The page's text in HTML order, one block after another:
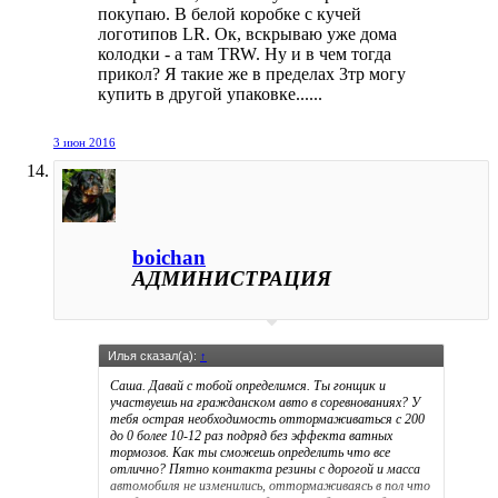
поршневые диски и колодки по дешману и авто будет
тормозить на порядок хуже стока.
Здесь кто нибудь оригинальные колодки покупал?
SFP500070 за 9 000 руб (А ОНИ РЕАЛЬНО ХОРОШО
ТОРМОЗЯТ). Нет у нас покупают TRW или Brembo за
3000 и говорят говно тормоза, нужно ставить 6
19, мне и REMSA колодок хватает, я знаю как езжу и
знаю что мне нужно, обогнать и оттормозиться мне
и их хватит.
P.S. Забыл сказать ОРИГИНАЛЬНЫЕ колодки для 6
поршневых суппортов LR064181
покупаю. В белой коробке с кучей
логотипов LR. Ок, вскрываю уже дома
колодки - а там TRW. Ну и в чем тогда
прикол? Я такие же в пределах 3тр могу
купить в другой упаковке......
3 июн 2016
boichan
АДМИНИСТРАЦИЯ
Илья сказал(а): ↑
Саша. Давай с тобой определимся. Ты гонщик и
участвуешь на гражданском авто в соревнованиях? У
тебя острая необходимость оттормаживаться с 200
до 0 более 10-12 раз подряд без эффекта ватных
тормозов. Как ты сможешь определить что все
отлично? Пятно контакта резины с дорогой и масса
автомобиля не изменились, оттормаживаясь в пол что